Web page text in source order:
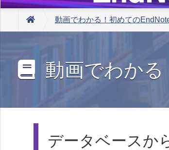
動画でわかる！初めての
動画でわか
データベースか